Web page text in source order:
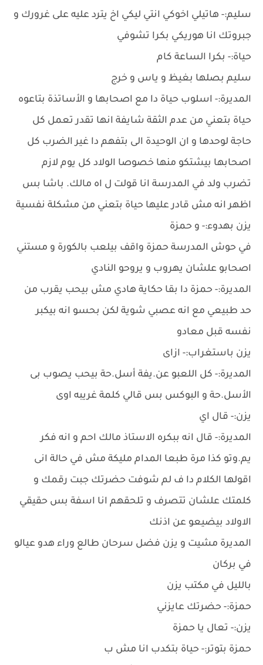
سليم:- هاتيلي اخوكي انتي ليكي اخ يترد عليه على غرورك و
جبروتك انا هوريكي بكرا تشوفي
حياة:- بكرا الساعة كام
سليم بصلها بغيظ و ياس و خرج
المديرة:- اسلوب حياة دا مع اصحابها و الأساتذة بتاعوه
حياة بتعني من عدم الثقة شايفة انها تقدر تعمل كل
حاجة لوحدها و ان الوحيدة الى بتفهم دا غير الضرب كل
اصحابها بيشتكو منها خصوصا الولاد كل يوم لازم
تضرب ولد في المدرسة انا قولت ل اه مالك. باشا بس
اظهر انه مش قادر عليها حياة بتعني من مشكلة نفسية
يزن بهدوء:- و حمزة
في حوش المدرسة حمزة واقف بيلعب بالكورة و مستني
اصحابو علشان يهروب و يروحو النادي
المديرة:- حمزة دا بقا حكاية هادي مش بيحب يقرب من
حد طبيعي مع انه عصبي شوية لكن بحسو انه بيكبر
نفسه قبل معادو
يزن باستغراب:- ازاى
المديرة:- كل اللعبو عن.يفة أسل.حة بيحب يصوب بى
الأسل.حة و البوكس بس قالي كلمة غريبه اوى
يزن:- قال اي
المديرة:- قال انه ببكره الاستاذ مالك احم و انه فكر
يم.وتو كذا مرة طبعا المدام مليكة مش في حالة انى
اقولها الكلام دا ف لم شوفت حضرتك جبت رقمك و
كلمتك علشان تتصرف و تلحقهم انا اسفة بس حقيقي
الاولاد بيضيعو عن اذنك
المديرة مشيت و يزن فضل سرحان طالع وراء هدو عيالو
في بركان
بالليل في مكتب يزن
حمزة:- حضرتك عايزني
يزن:- تعال يا حمزة
حمزة بتوتر:- حياة بتكدب انا مش ب